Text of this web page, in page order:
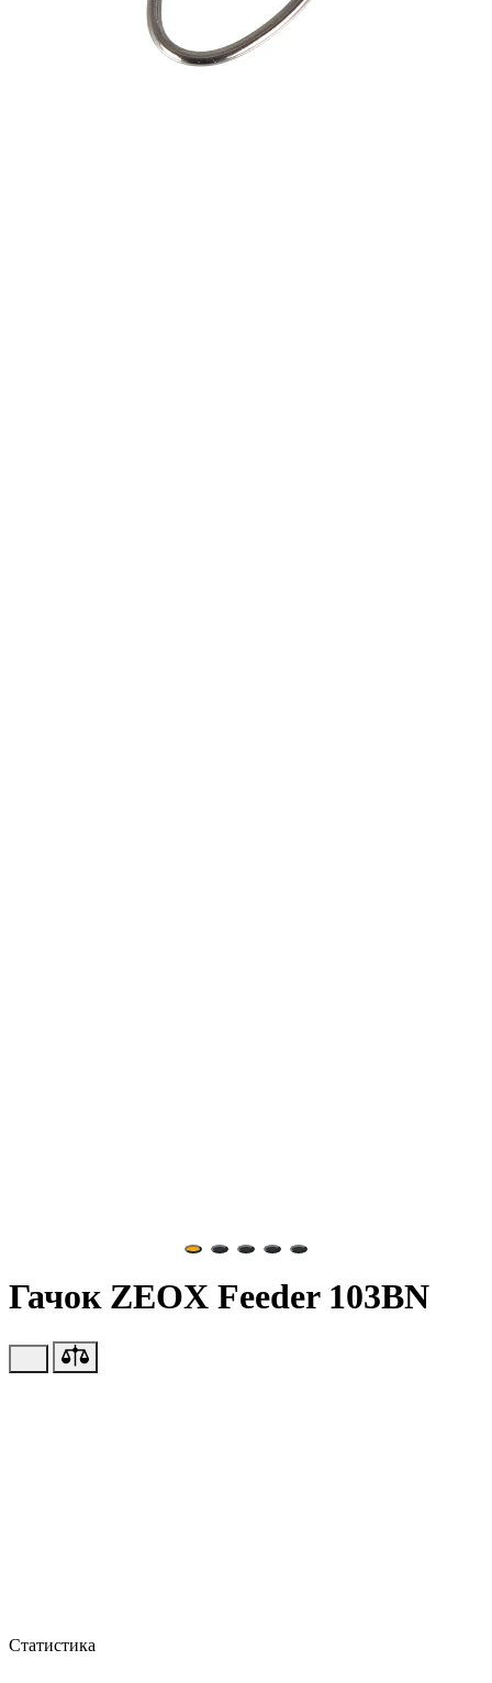
Гачок ZEOX Feeder 103BN
Статистика